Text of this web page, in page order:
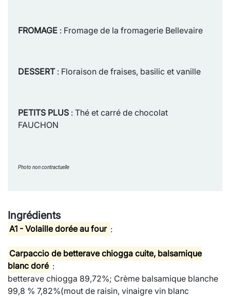
FROMAGE : Fromage de la fromagerie Bellevaire
DESSERT: Floraison de fraises, basilic et vanille
PETITS PLUS : Thé et carré de chocolat
FAUCHON
Photo non contractuelle
Ingrédients
A1 - Volaille dorée au four :
Carpaccio de betterave chiogga cuite, balsamique
blanc doré :
betterave chiogga 89,72%; Crème balsamique blanche
99,8 % 7,82%(mout de raisin, vinaigre vin blanc